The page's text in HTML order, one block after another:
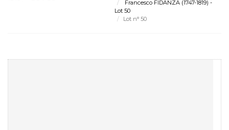
Francesco FIDANZA (1747-1819) -
Lot 50
Lot n° 50